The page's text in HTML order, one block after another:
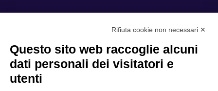
Cookie Policy
Scopri il Polo
Rifiuta cookie non necessari ✕
Questo sito web raccoglie alcuni
dati personali dei visitatori e
utenti